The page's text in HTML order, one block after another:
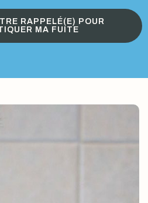
RAPPELÉ(E) POUR
MA FUITE